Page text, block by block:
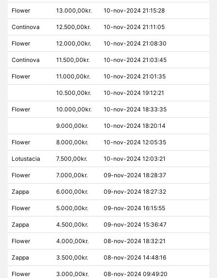
Flower 13.000,00kr. 10-nov-2024 21:15:28
Continova 12.500,00kr. 10-nov-2024 21:11:05
Flower 12.000,00kr. 10-nov-2024 21:08:30
Continova 11.500,00kr. 10-nov-2024 21:03:45
Flower 11.000,00kr. 10-nov-2024 21:01:35
10.500,00kr. 10-nov-2024 19:12:21
Flower 10.000,00kr. 10-nov-2024 18:33:35
9.000,00kr. 10-nov-2024 18:20:14
Flower 8.000,00kr. 10-nov-2024 12:05:35
Lotustacia 7.500,00kr. 10-nov-2024 12:03:21
Flower 7.000,00kr. 09-nov-2024 18:28:37
Zappa 6.000,00kr. 09-nov-2024 18:27:32
Flower 5.000,00kr. 09-nov-2024 16:15:55
Zappa 4.500,00kr. 09-nov-2024 15:36:47
Flower 4.000,00kr. 08-nov-2024 18:32:21
Zappa 3.500,00kr. 08-nov-2024 14:48:16
Flower 3.000,00kr. 08-nov-2024 09:49:20